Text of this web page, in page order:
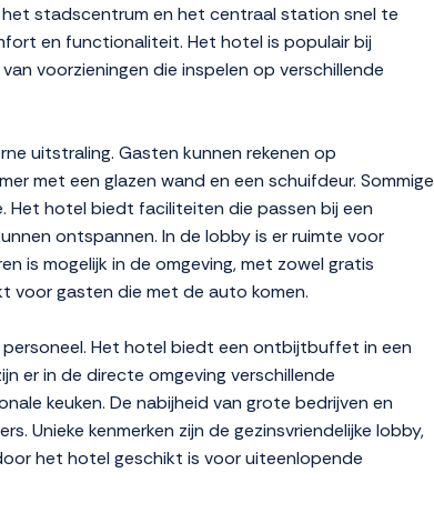
stadscentrum en het centraal station snel te
en functionaliteit. Het hotel is populair bij
voorzieningen die inspelen op verschillende
uitstraling. Gasten kunnen rekenen op
met een glazen wand en een schuifdeur. Sommige
Het hotel biedt faciliteiten die passen bij een
ontspannen. In de lobby is er ruimte voor
is mogelijk in de omgeving, met zowel gratis
voor gasten die met de auto komen.
Het hotel biedt een ontbijtbuffet in een
er in de directe omgeving verschillende
keuken. De nabijheid van grote bedrijven en
Unieke kenmerken zijn de gezinsvriendelijke lobby,
het hotel geschikt is voor uiteenlopende